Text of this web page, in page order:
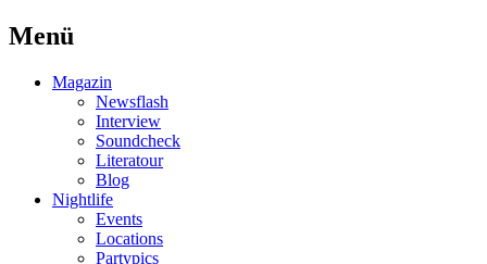
Menü
Magazin
Newsflash
Interview
Soundcheck
Literatour
Blog
Nightlife
Events
Locations
Partypics